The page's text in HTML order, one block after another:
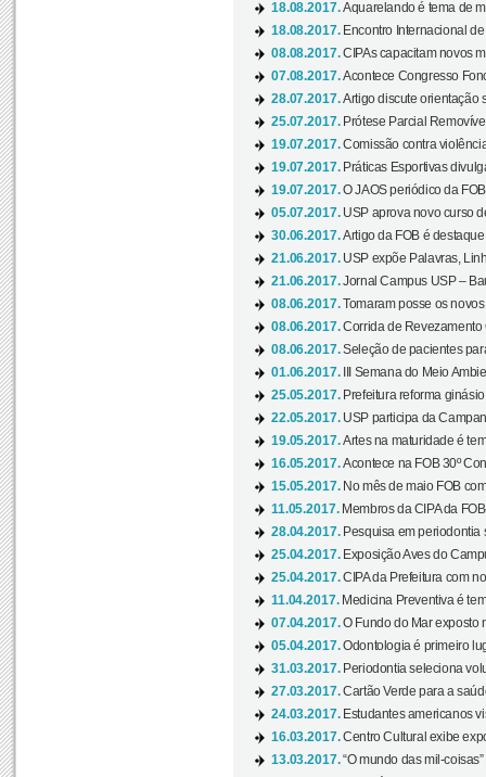
18.08.2017.Aquarelando é tema de
18.08.2017. Encontro Internacional
08.08.2017.CIPAs capacitam novos
07.08.2017.Acontece Congresso
28.07.2017.Artigo discute orientação
25.07.2017. Prótese Parcial
19.07.2017.Comissão contra
19.07.2017. Práticas Esportivas
19.07.2017.O JAOS periódico da
05.07.2017. USP aprova novo curso
30.06.2017.Artigo da FOB é
21.06.2017. USP expõe Palavras,
21.06.2017.Jornal Campus USP –
08.06.2017.Tomaram posse os
08.06.2017.Corrida de Revezamento
08.06.2017.Seleção de pacientes
01.06.2017.
III Semana do Meio
25.05.2017. Prefeitura reforma
22.05.2017. USP participa da
19.05.2017.Artes na maturidade é
16.05.2017.Acontece na FOB 30º
15.05.2017. No mês de maio FOB
11.05.2017. Membros da CIPA da
28.04.2017. Pesquisa em periodontia
25.04.2017. Exposição Aves do
25.04.2017.CIPA da Prefeitura com
11.04.2017. Medicina Preventiva é
07.04.2017.O Fundo do Mar exposto
05.04.2017.Odontologia é primeiro
31.03.2017. Periodontia seleciona
27.03.2017.Cartão Verde para a
24.03.2017. Estudantes americanos
16.03.2017.Centro Cultural exibe
13.03.2017.“O mundo das mil-